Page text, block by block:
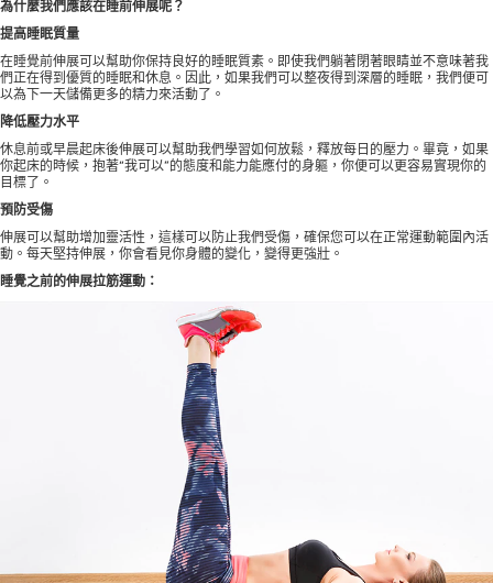
為什麼我們應該在睡前伸展呢？
提高睡眠質量
在睡覺前伸展可以幫助你保持良好的睡眠質素。即使我們躺著閉著眼睛並不意味著我
們正在得到優質的睡眠和休息。因此，如果我們可以整夜得到深層的睡眠，我們便可
以為下一天儲備更多的精力來活動了。
降低壓力水平
休息前或早晨起床後伸展可以幫助我們學習如何放鬆，釋放每日的壓力。畢竟，如果
你起床的時候，抱著“我可以”的態度和能力能應付的身軀，你便可以更容易實現你的
目標了。
預防受傷
伸展可以幫助增加靈活性，這樣可以防止我們受傷，確保您可以在正常運動範圍內活
動。每天堅持伸展，你會看見你身體的變化，變得更強壯。
睡覺之前的伸展拉筋運動：